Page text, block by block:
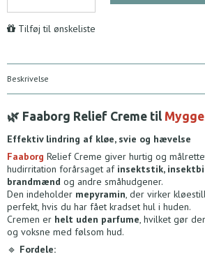
Tilføj til ønskeliste
Beskrivelse
🌿 Faaborg Relief Creme til
Effektiv lindring af kløe, svie og hævelse
Faaborg Relief Creme giver hurtig og
hudirritation forårsaget af insektstik,
brandmænd og andre småhudgener.
Den indeholder mepyramin, der virker
perfekt, hvis du har fået kradset hul i huden.
Cremen er helt uden parfume, hvilket gør
og voksne med følsom hud.
🔹 Fordele: